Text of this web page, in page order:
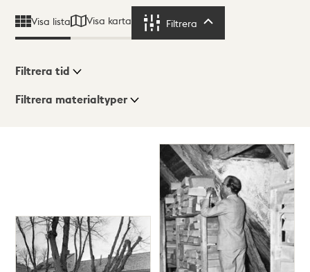
Visa lista Visa karta Filtrera
Visningsläge
Filtrera tid
Filtrera materialtyper